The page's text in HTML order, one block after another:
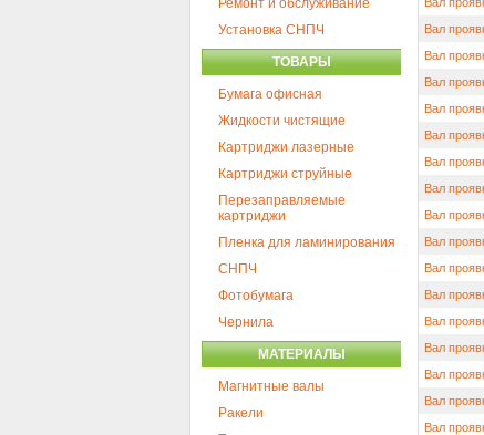
Ремонт и обслуживание
Установка СНПЧ
ТОВАРЫ
Бумага офисная
Жидкости чистящие
Картриджи лазерные
Картриджи струйные
Перезаправляемые
картриджи
Пленка для ламинирования
СНПЧ
Фотобумага
Чернила
МАТЕРИАЛЫ
Магнитные валы
Ракели
Вал
Вал
Вал
Вал
Вал
Вал
Вал
Вал
Вал
Вал
Вал
Вал
Вал
Вал
Вал
Вал